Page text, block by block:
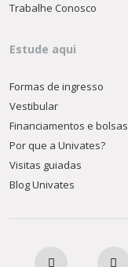
Trabalhe Conosco
Estude aqui
Formas de ingresso
Vestibular
Financiamentos e bolsas
Por que a Univates?
Visitas guiadas
Blog Univates